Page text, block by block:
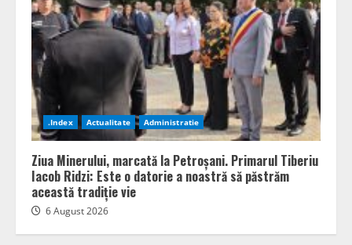
.Index Actualitate Administratie
Ziua Minerului, marcată la Petroșani. Primarul Tiberiu
Iacob Ridzi: Este o datorie a noastră să păstrăm
această tradiție vie
6 August 2026